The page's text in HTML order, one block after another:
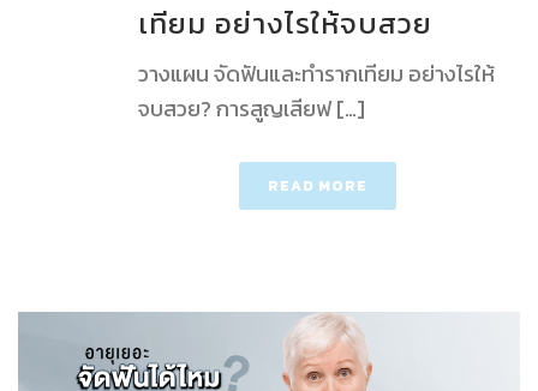
เทียม อย่างไรให้จบสวย
วางแผน จัดฟันและทำรากเทียม อย่างไรให้
จบสวย? การสูญเสียฟ […]
READ MORE